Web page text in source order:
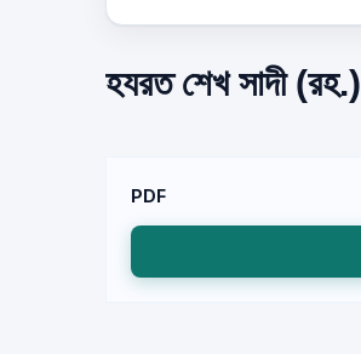
হযরত শেখ সাদী
PDF